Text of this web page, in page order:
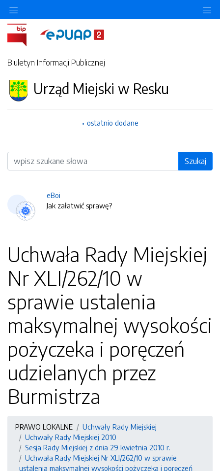
Biuletyn Informacji Publicznej
Urząd Miejski w Resku
ostatnio dodane
Wyszukiwarka Szukaj
eBoi
Jak załatwić sprawę?
Uchwała Rady Miejskiej
Nr XLI/262/10 w
sprawie ustalenia
maksymalnej wysokości
pożyczeka i poręczeń
udzielanych przez
Burmistrza
PRAWO LOKALNE
Uchwały Rady Miejskiej
Uchwały Rady Miejskiej 2010
Sesja Rady Miejskiej z dnia 29 kwietnia 2010 r.
Uchwała Rady Miejskiej Nr XLI/262/10 w sprawie
ustalenia maksymalnej wysokości pożyczeka i poręczeń